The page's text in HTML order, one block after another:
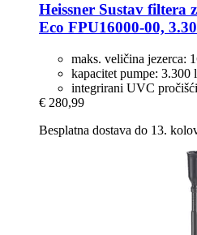
Heissner Sustav filtera
Eco FPU16000-​00,
maks. veličina jezerca:
kapacitet pumpe: 3.300
integrirani UVC
€ 280,99
Besplatna dostava do 13.